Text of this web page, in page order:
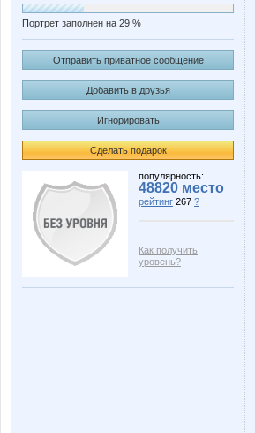
Портрет заполнен на 29 %
Отправить приватное сообщение
Добавить в друзья
Игнорировать
Сделать подарок
популярность:
48820 место
рейтинг 267 ?
Как получить
уровень?